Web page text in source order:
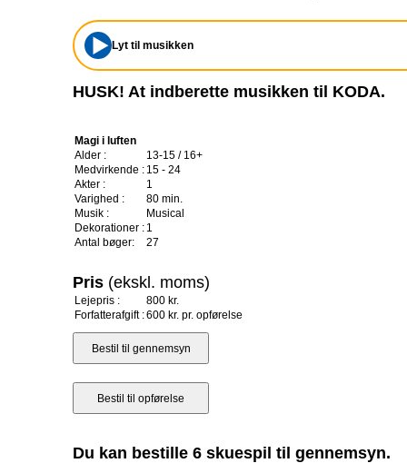
Lyt til musikken
HUSK! At indberette musikken til KODA.
Magi i luften
Alder :
13-15 / 16+
Medvirkende : 15 - 24
Akter :
1
Varighed :
80 min.
Musik :
Musical
Dekorationer : 1
Antal bøger:
27
Pris (ekskl. moms)
Lejepris :
800 kr.
Forfatterafgift :600 kr. pr. opførelse
Du kan bestille 6 skuespil til gennemsyn.